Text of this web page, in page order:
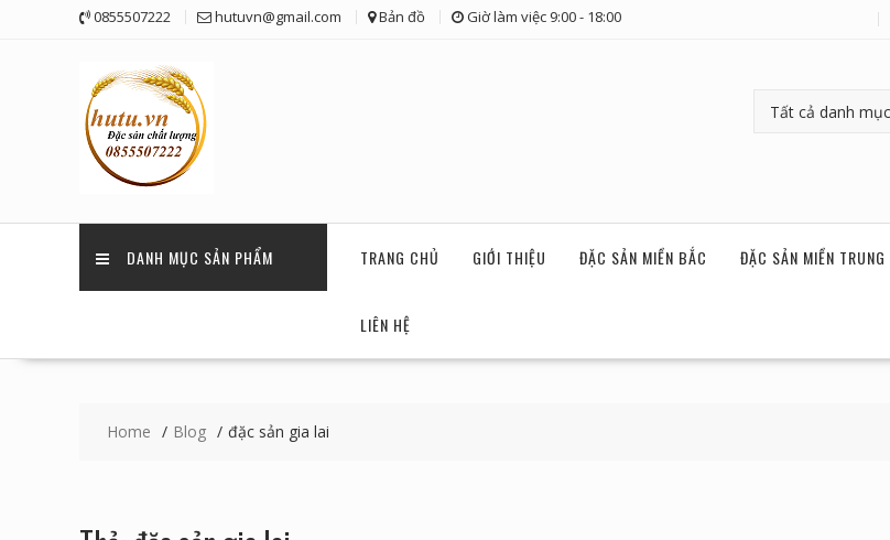
0855507222 hutuvn@gmail.com Bản đồ Giờ làm việc 9:00 - 18:00
DANH MỤC SẢN PHẨM TRANG CHỦ GIỚI THIỆU ĐẶC SẢN MIỀN BẮC ĐẶC SẢN MIỀN TRUNG
LIÊN HỆ
Home Blog đặc sản gia lai